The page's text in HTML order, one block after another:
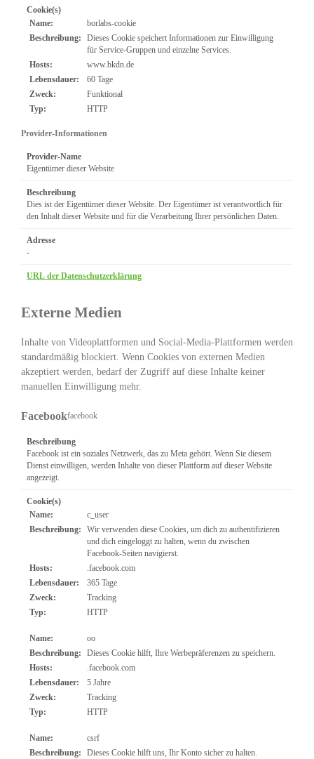
Cookie(s)
Name:
borlabs-cookie
Beschreibung:
Dieses Cookie speichert Informationen zur Einwilligung
für Service-Gruppen und einzelne Services.
Hosts:
www.bkdn.de
Lebensdauer:
60 Tage
Zweck:
Funktional
Typ:
HTTP
Provider-Informationen
Provider-Name
Eigentümer dieser Website
Beschreibung
Dies ist der Eigentümer dieser Website. Der Eigentümer ist verantwortlich für
den Inhalt dieser Website und für die Verarbeitung Ihrer persönlichen Daten.
Adresse
-
URL der Datenschutzerklärung
Externe Medien
Inhalte von Videoplattformen und Social-Media-Plattformen werden
standardmäßig blockiert. Wenn Cookies von externen Medien
akzeptiert werden, bedarf der Zugriff auf diese Inhalte keiner
manuellen Einwilligung mehr.
Facebookfacebook
Beschreibung
Facebook ist ein soziales Netzwerk, das zu Meta gehört. Wenn Sie diesem
Dienst einwilligen, werden Inhalte von dieser Plattform auf dieser Website
angezeigt.
Cookie(s)
Name:
c_user
Beschreibung:
Wir verwenden diese Cookies, um dich zu authentifizieren
und dich eingeloggt zu halten, wenn du zwischen
Facebook-Seiten navigierst.
Hosts:
.facebook.com
Lebensdauer:
365 Tage
Zweck:
Tracking
Typ:
HTTP
Name:
oo
Beschreibung:
Dieses Cookie hilft, Ihre Werbepräferenzen zu speichern.
Hosts:
.facebook.com
Lebensdauer:
5 Jahre
Zweck:
Tracking
Typ:
HTTP
Name:
csrf
Beschreibung:
Dieses Cookie hilft uns, Ihr Konto sicher zu halten.